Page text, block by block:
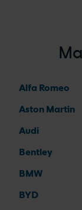
Alfa Romeo
Aston Martin
Audi
Bentley
BMW
BYD